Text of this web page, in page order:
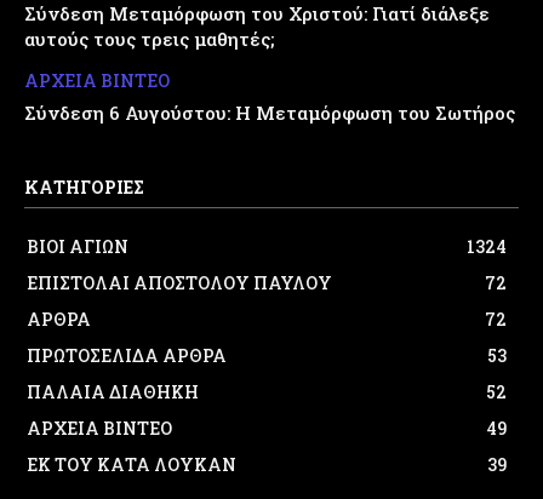
Σύνδεση Μεταμόρφωση του Χριστού: Γιατί διάλεξε
αυτούς τους τρεις μαθητές;
ΑΡΧΕΙΑ ΒΙΝΤΕΟ
Σύνδεση 6 Αυγούστου: Η Μεταμόρφωση του Σωτήρος
ΚΑΤΗΓΟΡΙΕΣ
ΒΙΟΙ ΑΓΙΩΝ
1324
ΕΠΙΣΤΟΛΑΙ ΑΠΟΣΤΟΛΟΥ ΠΑΥΛΟΥ
72
ΑΡΘΡΑ
72
ΠΡΩΤΟΣΕΛΙΔΑ ΑΡΘΡΑ
53
ΠΑΛΑΙΑ ΔΙΑΘΗΚΗ
52
ΑΡΧΕΙΑ ΒΙΝΤΕΟ
49
ΕΚ ΤΟΥ ΚΑΤΑ ΛΟΥΚΑΝ
39